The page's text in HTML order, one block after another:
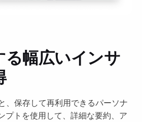
る幅広いインサ
、保存して再利用できるパーソナ
プトを使用して、詳細な要約、ア